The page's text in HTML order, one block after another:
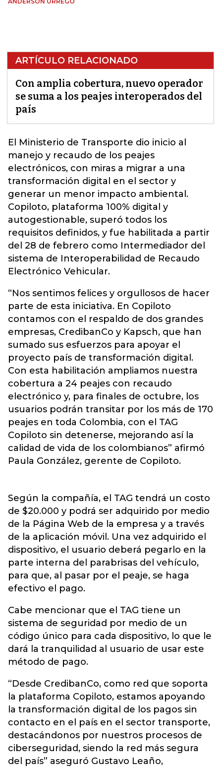
ARTÍCULO RELACIONADO
Con amplia cobertura, nuevo operador
se suma a los peajes interoperados del
país
El Ministerio de Transporte dio inicio al
manejo y recaudo de los peajes
electrónicos, con miras a migrar a una
transformación digital en el sector y
generar un menor impacto ambiental.
Copiloto, plataforma 100% digital y
autogestionable, superó todos los
requisitos definidos, y fue habilitada a partir
del 28 de febrero como Intermediador del
sistema de Interoperabilidad de Recaudo
Electrónico Vehicular.
“Nos sentimos felices y orgullosos de hacer
parte de esta iniciativa. En Copiloto
contamos con el respaldo de dos grandes
empresas, CredibanCo y Kapsch, que han
sumado sus esfuerzos para apoyar el
proyecto país de transformación digital.
Con esta habilitación ampliamos nuestra
cobertura a 24 peajes con recaudo
electrónico y, para finales de octubre, los
usuarios podrán transitar por los más de 170
peajes en toda Colombia, con el TAG
Copiloto sin detenerse, mejorando así la
calidad de vida de los colombianos” afirmó
Paula González, gerente de Copiloto.
Según la compañía, el TAG tendrá un costo
de $20.000 y podrá ser adquirido por medio
de la Página Web de la empresa y a través
de la aplicación móvil. Una vez adquirido el
dispositivo, el usuario deberá pegarlo en la
parte interna del parabrisas del vehículo,
para que, al pasar por el peaje, se haga
efectivo el pago.
Cabe mencionar que el TAG tiene un
sistema de seguridad por medio de un
código único para cada dispositivo, lo que le
dará la tranquilidad al usuario de usar este
método de pago.
“Desde CredibanCo, como red que soporta
la plataforma Copiloto, estamos apoyando
la transformación digital de los pagos sin
contacto en el país en el sector transporte,
destacándonos por nuestros procesos de
ciberseguridad, siendo la red más segura
del país” aseguró Gustavo Leaño,